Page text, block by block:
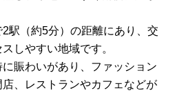
駅（約5分）の距離にあり、交
しやすい地域です。
賑わいがあり、ファッション
、レストランやカフェなどが